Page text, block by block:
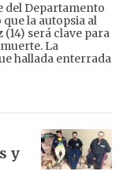
del Departamento
la autopsia al
(14) será clave para
La
hallada enterrada
y